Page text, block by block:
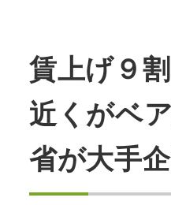
賃上げ９
近くがベ
省が大手